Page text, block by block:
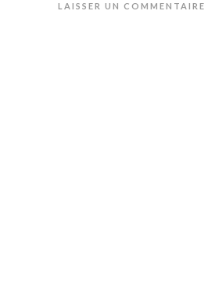
LAISSER UN COMMENTAIRE